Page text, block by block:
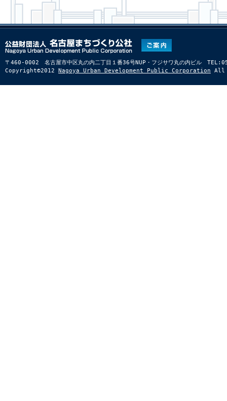
〒460-0002 名古屋市中区丸の内二丁目１番36号NUP・フジサワ丸の内ビル
Copyright©2012 Nagoya Urban Development Public Corporation All